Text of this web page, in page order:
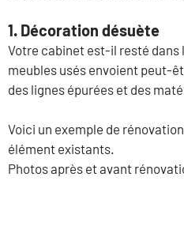
1. Décoration désuète
Votre cabinet est-il resté dans
meubles usés envoient peut-
des lignes épurées et des
Voici un exemple de
élément existants.
Photos après et avant